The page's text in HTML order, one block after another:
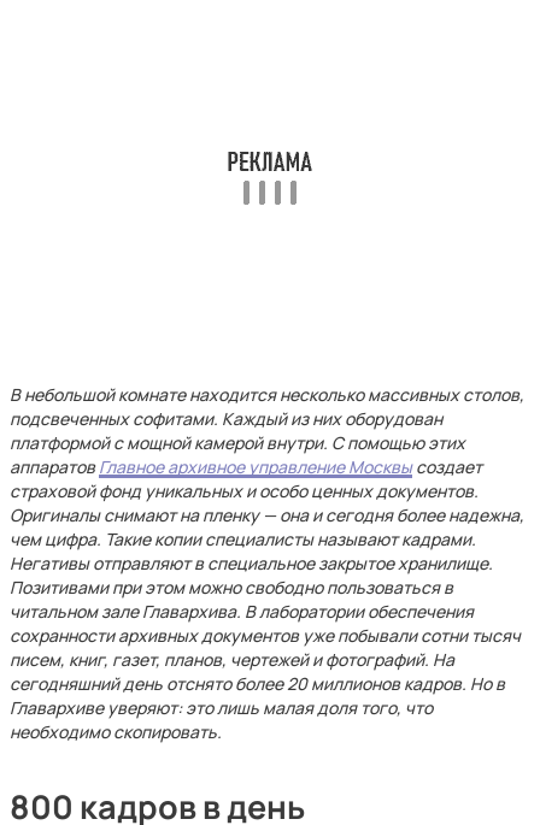
В небольшой комнате находится несколько массивных столов,
подсвеченных софитами. Каждый из них оборудован
платформой с мощной камерой внутри. С помощью этих
аппаратовГлавное архивное управление Москвысоздает
страховой фонд уникальных и особо ценных документов.
Оригиналы снимают на пленку — она и сегодня более надежна,
чем цифра. Такие копии специалисты называют кадрами.
Негативы отправляют в специальное закрытое хранилище.
Позитивами при этом можно свободно пользоваться в
читальном зале Главархива. В лаборатории обеспечения
сохранности архивных документов уже побывали сотни тысяч
писем, книг, газет, планов, чертежей и фотографий. На
сегодняшний день отснято более 20 миллионов кадров. Но в
Главархиве уверяют: это лишь малая доля того, что
необходимо скопировать.
800 кадров в день